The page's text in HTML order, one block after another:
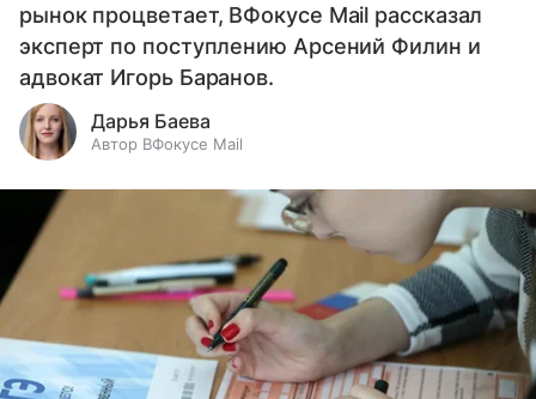
рынок процветает, ВФокусе Mail рассказал
эксперт по поступлению Арсений Филин и
адвокат Игорь Баранов.
Дарья Баева
Автор ВФокусе Mail